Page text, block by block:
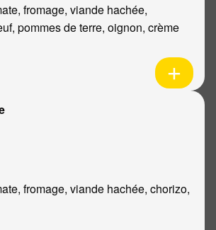
fromage, viande hachée,
pommes de terre, oignon, crème
fromage, viande hachée, chorizo,